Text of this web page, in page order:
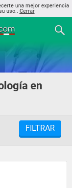
una mejor experiencia
uso.. Cerrar
en
FILTRAR